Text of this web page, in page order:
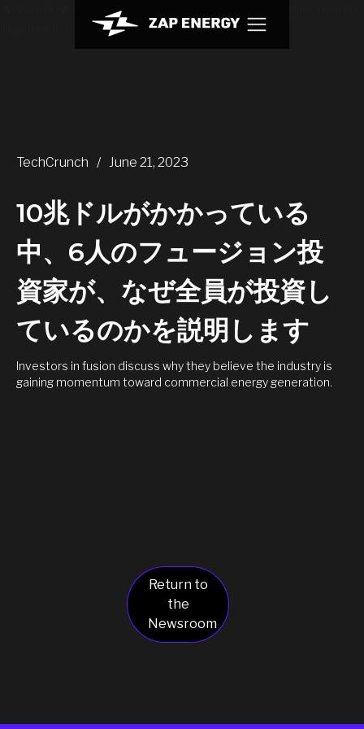
.w-webflow-badge { display: None !important; visibility: hidden
TechCrunch / June 21, 2023
10兆ドルがかかっている
中、6人のフュージョン投
資家が、なぜ全員が投資し
ているのかを説明します
Investors in fusion discuss why they believe the industry is
gaining momentum toward commercial energy generation.
Return to
the
Newsroom